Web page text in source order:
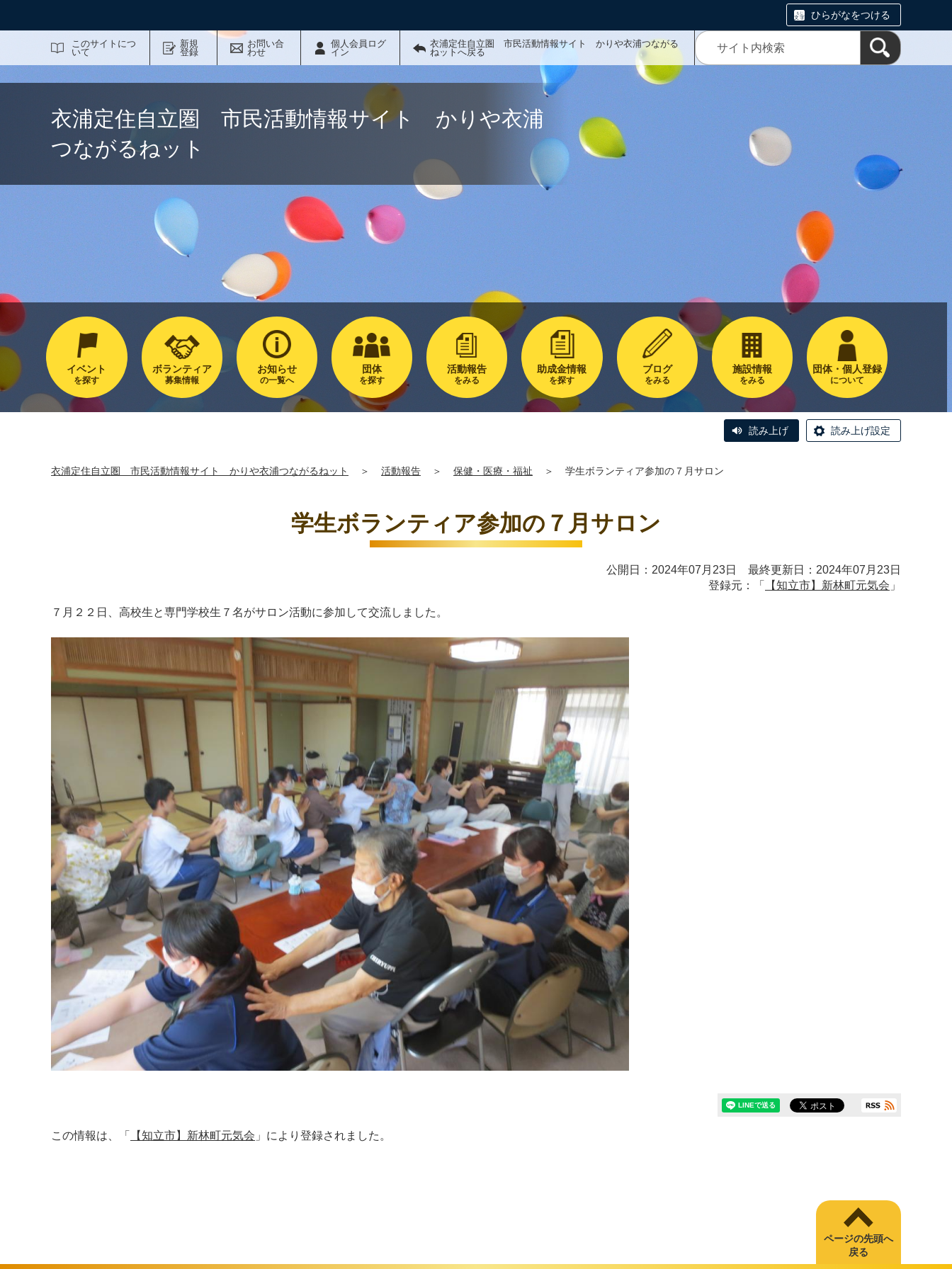
ひらがなをつける
このサイトにつ
いて
新規
登録
お問い合
わせ
個人会員ログ
イン
衣浦定住自立圏 市民活動情報サイト かりや衣浦つながる
ねットへ戻る
衣浦定住自立圏 市民活動情報サイト かりや衣浦
つながるねット
イベント
を探す
ボランティア
募集情報
お知らせ
の一覧へ
団体
を探す
活動報告
をみる
助成金情報
を探す
ブログ
をみる
施設情報
をみる
団体・個人登録
について
読み上げ 読み上げ設定
衣浦定住自立圏 市民活動情報サイト かりや衣浦つながるねット ＞ 活動報告 ＞ 保健・医療・福祉 ＞ 学生ボランティア参加の７月サロン
学生ボランティア参加の７月サロン
公開日：2024年07月23日 最終更新日：2024年07月23日
登録元：「
【知立市】新林町元気会 」
７月２２日、高校生と専門学校生７名がサロン活動に参加して交流しました。
この情報は、「 【知立市】新林町元気会 」により登録されました。
ページの先頭へ
戻る